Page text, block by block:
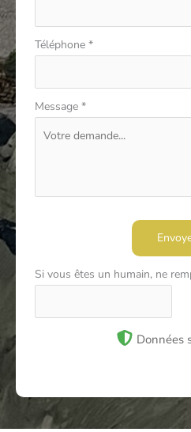
Téléphone *
Message *
Si vous êtes un humain, ne
Données